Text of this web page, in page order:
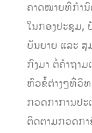
ຄາດໝາຍທີ່ກໍານົ
ໃນກອງປະຊຸມ,
ບັນຍາຍ ແລະ ສຸ
ກົງມາ ຕໍ່ຄຳຖາ
ຫົວຂໍ້ຕ່າງໆທີ່ວິ
ກວດກາການປ
ຕິດຕາມກວດກາ